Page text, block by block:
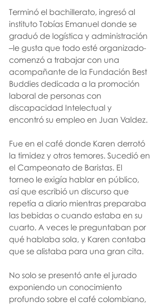
Terminó el bachillerato, ingresó al
instituto Tobías Emanuel donde se
graduó de logística y administración
–le gusta que todo esté organizado-
comenzó a trabajar con una
acompañante de la Fundación Best
Buddies dedicada a la promoción
laboral de personas con
discapacidad Intelectual y
encontró su empleo en Juan Valdez.
Fue en el café donde Karen derrotó
la timidez y otros temores. Sucedió en
el Campeonato de Baristas. El
torneo le exigía hablar en público,
así que escribió un discurso que
repetía a diario mientras preparaba
las bebidas o cuando estaba en su
cuarto. A veces le preguntaban por
qué hablaba sola, y Karen contaba
que se alistaba para una gran cita.
No solo se presentó ante el jurado
exponiendo un conocimiento
profundo sobre el café colombiano,